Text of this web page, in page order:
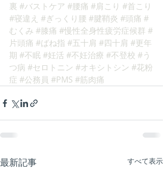
裏 #バストケア #腰痛 #肩こり #首こり
#寝違え #ぎっくり腰 #腱鞘炎 #頭痛 #
むくみ #膝痛 #慢性全身性疲労症候群 #
片頭痛 #ばね指 #五十肩 #四十肩 #更年
期 #不眠 #妊活 #不妊治療 #不登校 #う
つ病 #セロトニン #オキシトシン #花粉
症 #公務員 #PMS #筋肉痛
最新記事 すべて表示